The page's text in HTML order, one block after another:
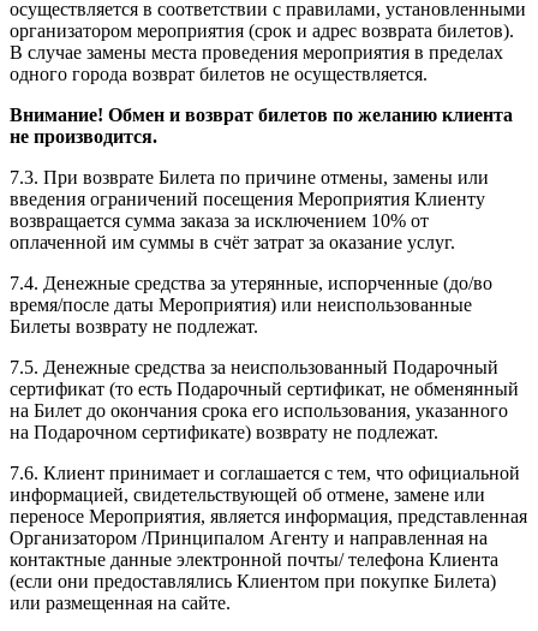
осуществляется в соответствии с правилами, установленными
организатором мероприятия (срок и адрес возврата билетов).
В случае замены места проведения мероприятия в пределах
одного города возврат билетов не осуществляется.
Внимание! Обмен и возврат билетов по желанию клиента
не производится.
7.3. При возврате Билета по причине отмены, замены или
введения ограничений посещения Мероприятия Клиенту
возвращается сумма заказа за исключением 10% от
оплаченной им суммы в счёт затрат за оказание услуг.
7.4. Денежные средства за утерянные, испорченные (до/во
время/после даты Мероприятия) или неиспользованные
Билеты возврату не подлежат.
7.5. Денежные средства за неиспользованный Подарочный
сертификат (то есть Подарочный сертификат, не обменянный
на Билет до окончания срока его использования, указанного
на Подарочном сертификате) возврату не подлежат.
7.6. Клиент принимает и соглашается с тем, что официальной
информацией, свидетельствующей об отмене, замене или
переносе Мероприятия, является информация, представленная
Организатором /Принципалом Агенту и направленная на
контактные данные электронной почты/ телефона Клиента
(если они предоставлялись Клиентом при покупке Билета)
или размещенная на сайте.